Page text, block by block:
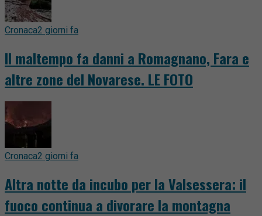
Cronaca2 giorni fa
Il maltempo fa danni a Romagnano, Fara e
altre zone del Novarese. LE FOTO
Cronaca2 giorni fa
Altra notte da incubo per la Valsessera: il
fuoco continua a divorare la montagna